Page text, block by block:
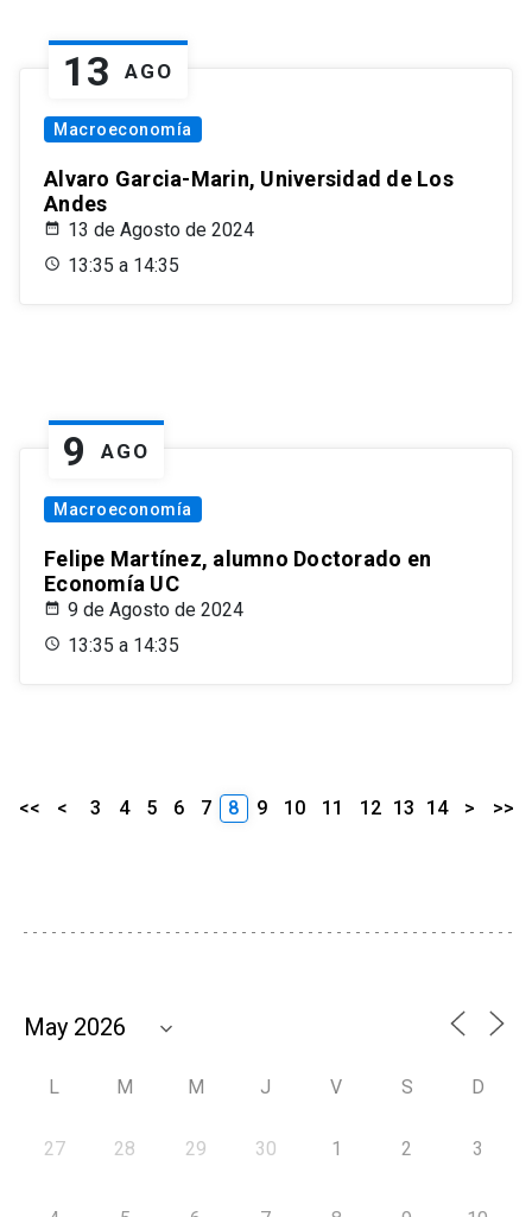
13 AGO
Macroeconomía
Alvaro Garcia-Marin, Universidad de Los
Andes
13 de Agosto de 2024
13:35 a 14:35
9 AGO
Macroeconomía
Felipe Martínez, alumno Doctorado en
Economía UC
9 de Agosto de 2024
13:35 a 14:35
<< < 3 4 5 6 7 8 9 10 11 12 13 14 > >>
L M M J V S D
27 28 29 30 1 2 3